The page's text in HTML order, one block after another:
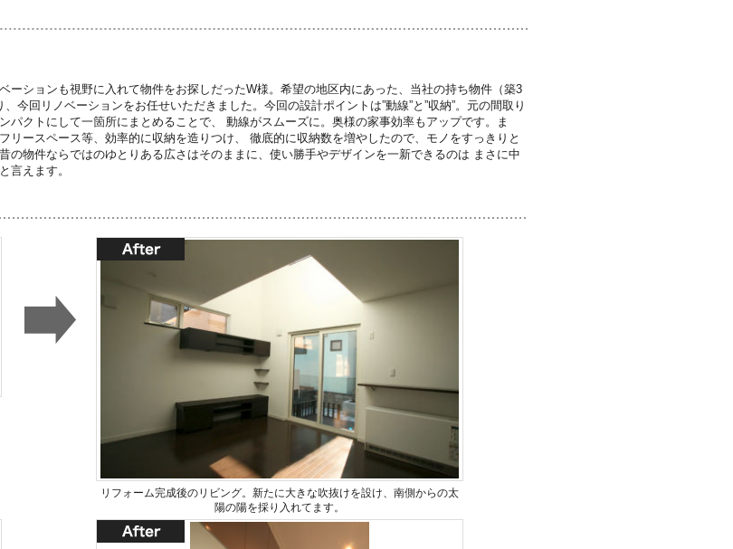
ーションも視野に入れて物件をお探しだったW様。希望の地区内にあった、当社の持ち物件（築3
今回リノベーションをお任せいただきました。今回の設計ポイントは”動線”と”収納”。元の間取り
パクトにして一箇所にまとめることで、 動線がスムーズに。奥様の家事効率もアップです。ま
リースペース等、効率的に収納を造りつけ、 徹底的に収納数を増やしたので、モノをすっきりと
の物件ならではのゆとりある広さはそのままに、使い勝手やデザインを一新できるのは まさに中
言えます。
リフォーム完成後のリビング。新たに大きな吹抜けを設け、南側からの太
陽の陽を採り入れてます。